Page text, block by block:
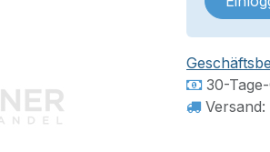
30-
Versand: